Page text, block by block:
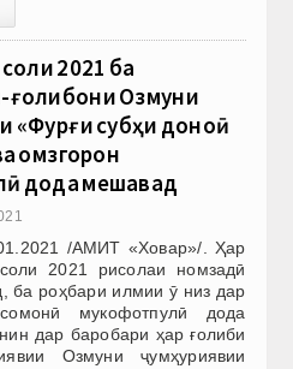
2021 ба
ғолибони Озмуни
«Фурӯғи субҳи доноӣ
омӯзгорон
дода мешавад
/АМИТ «Ховар»/. Ҳар
2021 рисолаи номзадӣ
ба роҳбари илмии ӯ низ дар
мукофотпулӣ дода
дар баробари ҳар ғолиби
Озмуни ҷумҳуриявии